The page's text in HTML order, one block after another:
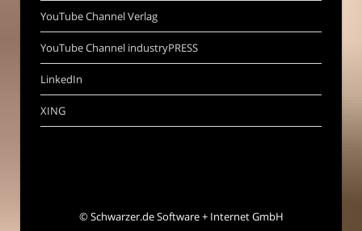
YouTube Channel Verlag
YouTube Channel industryPRESS
LinkedIn
XING
©Schwarzer.de Software + Internet GmbH